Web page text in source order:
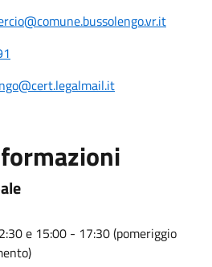
e 15:00 - 17:30 (pomeriggio